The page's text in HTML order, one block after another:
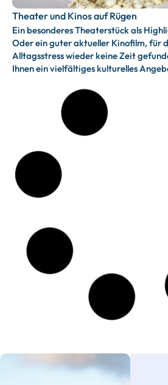
Theater und Kinos auf Rügen
Ein besonderes Theaterstück als
Oder ein guter aktueller Kinofilm, für
Alltagsstress wieder keine Zeit
Ihnen ein vielfältiges kulturelles
Auf gute Musik müssen Sie in Ihrem
verzichten! In vielen Orten der Insel
zahlreiche Konzerte statt; in der
täglich.